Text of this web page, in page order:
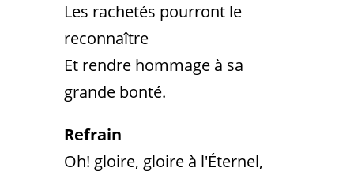
Les rachetés pourront le
reconnaître
Et rendre hommage à sa
grande bonté.
Refrain
Oh! gloire, gloire à l'Éternel,